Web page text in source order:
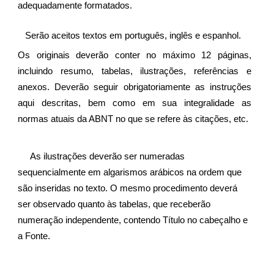
adequadamente formatados.
   Serão aceitos textos em português, inglês e espanhol.
Os originais deverão conter no máximo 12 páginas,
incluindo resumo, tabelas, ilustrações, referências e
anexos. Deverão seguir obrigatoriamente as instruções
aqui descritas, bem como em sua integralidade as
normas atuais da ABNT no que se refere às citações, etc.
As ilustrações deverão ser numeradas
sequencialmente em algarismos arábicos na ordem que
são inseridas no texto. O mesmo procedimento deverá
ser observado quanto às tabelas, que receberão
numeração independente, contendo Título no cabeçalho e
a Fonte.